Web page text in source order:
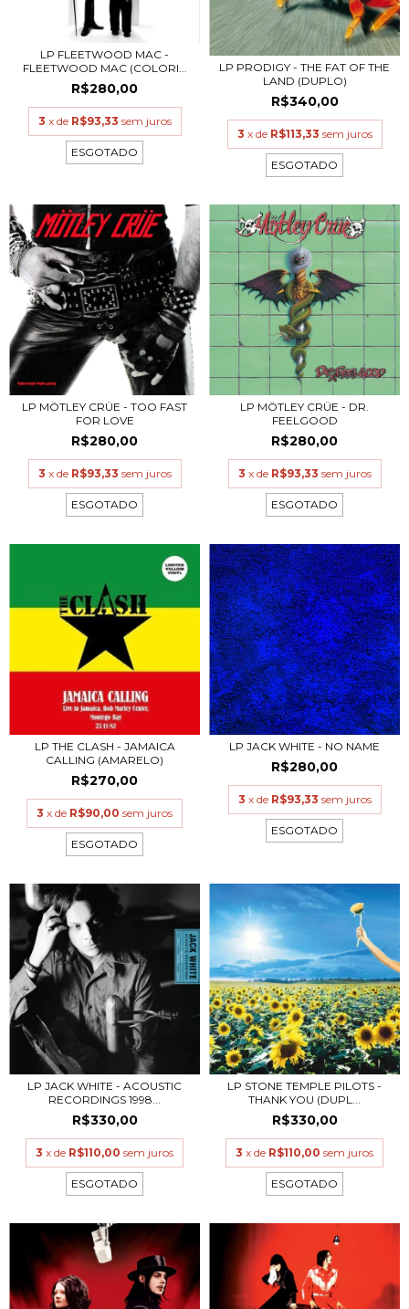
LP FLEETWOOD MAC -
FLEETWOOD MAC (COLORI...
R$280,00
3 x de R$93,33 sem juros
ESGOTADO
LP PRODIGY - THE FAT OF THE
LAND (DUPLO)
R$340,00
3 x de R$113,33 sem juros
ESGOTADO
LP MÖTLEY CRÜE - TOO FAST
FOR LOVE
R$280,00
3 x de R$93,33 sem juros
ESGOTADO
LP MÖTLEY CRÜE - DR.
FEELGOOD
R$280,00
3 x de R$93,33 sem juros
ESGOTADO
LP THE CLASH - JAMAICA
CALLING (AMARELO)
R$270,00
3 x de R$90,00 sem juros
ESGOTADO
LP JACK WHITE - NO NAME
R$280,00
3 x de R$93,33 sem juros
ESGOTADO
LP JACK WHITE - ACOUSTIC
RECORDINGS 1998...
R$330,00
3 x de R$110,00 sem juros
ESGOTADO
LP STONE TEMPLE PILOTS -
THANK YOU (DUPL...
R$330,00
3 x de R$110,00 sem juros
ESGOTADO